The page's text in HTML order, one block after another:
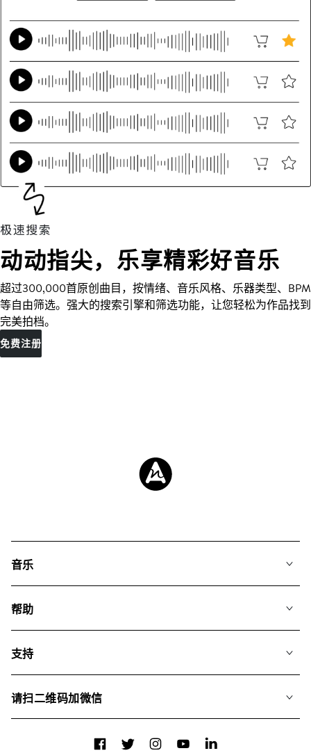
动动指尖，乐享精彩好音乐
超过300,000首原创曲目，按情绪、音乐风格、乐器类型、BPM
等自由筛选。强大的搜索引擎和筛选功能，让您轻松为作品找到
完美拍档。
免费注册
音乐
搜索
专辑
帮助
我们如何运用AI
支持
关于我们
请扫二维码加微信
FacebookTwitterInstagramYouTubeLinkedIn